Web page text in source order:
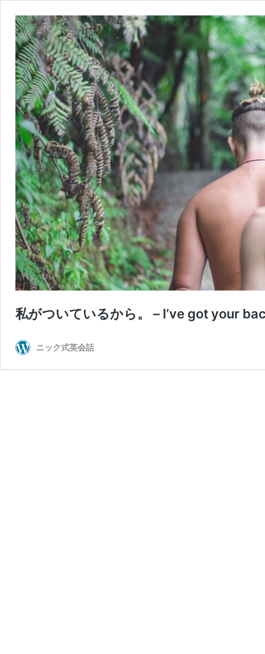
私がついているから。 – I’ve got your
ニック式英会話